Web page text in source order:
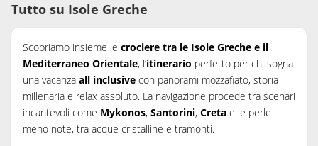
Tutto su Isole Greche
Scopriamo insieme le crociere tra le Isole Greche e il
Mediterraneo Orientale, l’itinerario perfetto per chi sogna
una vacanza all inclusive con panorami mozzafiato, storia
millenaria e relax assoluto. La navigazione procede tra scenari
incantevoli come Mykonos, Santorini, Creta e le perle
meno note, tra acque cristalline e tramonti.